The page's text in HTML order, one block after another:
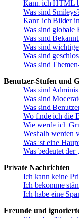
Kann ich HTML
Was sind
Kann ich Bilder
Was sind globale
Was sind
Was sind
Was sind
Was sind
Benutzer-Stufen und
Was sind
Was sind
Was sind
Wo finde ich die
Wie werde ich
Weshalb werden
Was ist eine
Was bedeutet der
Private Nachrichten
Ich kann keine
Ich bekomme
Ich habe eine
Freunde und